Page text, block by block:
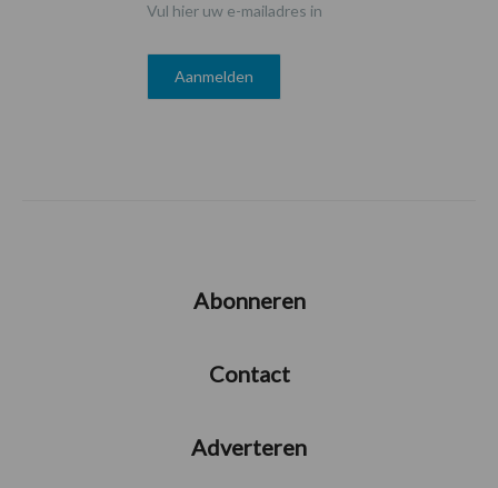
Vul hier uw e-mailadres in
Abonneren
Contact
Adverteren